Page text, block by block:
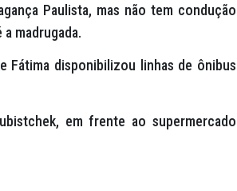
Paulista, mas não tem condução
madrugada.
Fátima disponibilizou linhas de ônibus
em frente ao supermercado